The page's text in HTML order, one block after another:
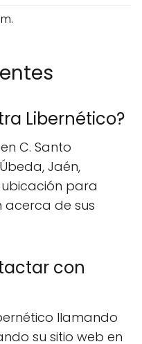
Libernético?
C. Santo
Jaén,
ubicación para
de sus
con
llamando
su sitio web en